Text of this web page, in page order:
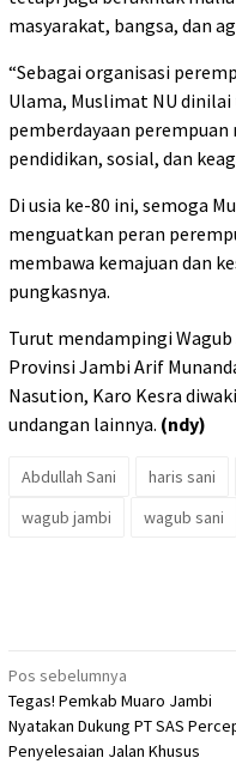
masyarakat, bangsa, dan
“Sebagai organisasi
Ulama, Muslimat NU
pemberdayaan
pendidikan, sosial, dan
Di usia ke-80 ini, semoga
menguatkan peran
membawa kemajuan dan
pungkasnya.
Turut mendampingi Wagub
Provinsi Jambi Arif
Nasution, Karo Kesra
undangan lainnya. (ndy)
Abdullah Sani haris sani
wagub jambi
wagub sani
Navigasi
pos
Pos sebelumnya
Tegas! Pemkab Muaro Jambi
Nyatakan Dukung PT SAS
Penyelesaian Jalan Khusus